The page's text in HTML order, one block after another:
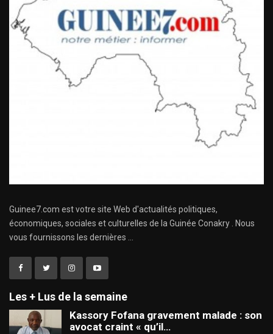
Guinee7.com est votre site Web d'actualités politiques,
économiques, sociales et culturelles de la Guinée Conakry . Nous
vous fournissons les dernières ...
Les + Lus de la semaine
Kassory Fofana gravement malade : son
avocat craint « qu’il…